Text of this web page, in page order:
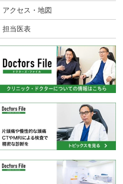
アクセス・地図
担当医表